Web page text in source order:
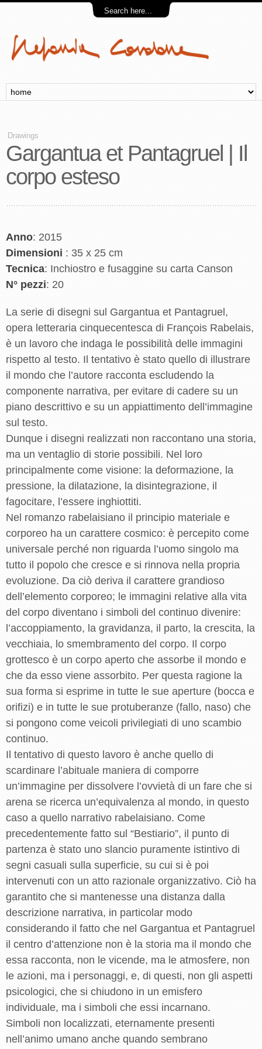
Drawings
Gargantua et Pantagruel | Il
corpo esteso
Anno: 2015
Dimensioni : 35 x 25 cm
Tecnica: Inchiostro e fusaggine su carta Canson
N° pezzi: 20
La serie di disegni sul Gargantua et Pantagruel,
opera letteraria cinquecentesca di François Rabelais,
è un lavoro che indaga le possibilità delle immagini
rispetto al testo. Il tentativo è stato quello di illustrare
il mondo che l’autore racconta escludendo la
componente narrativa, per evitare di cadere su un
piano descrittivo e su un appiattimento dell’immagine
sul testo.
Dunque i disegni realizzati non raccontano una storia,
ma un ventaglio di storie possibili. Nel loro
principalmente come visione: la deformazione, la
pressione, la dilatazione, la disintegrazione, il
fagocitare, l’essere inghiottiti.
Nel romanzo rabelaisiano il principio materiale e
corporeo ha un carattere cosmico: è percepito come
universale perché non riguarda l’uomo singolo ma
tutto il popolo che cresce e si rinnova nella propria
evoluzione. Da ciò deriva il carattere grandioso
dell’elemento corporeo; le immagini relative alla vita
del corpo diventano i simboli del continuo divenire:
l’accoppiamento, la gravidanza, il parto, la crescita, la
vecchiaia, lo smembramento del corpo. Il corpo
grottesco è un corpo aperto che assorbe il mondo e
che da esso viene assorbito. Per questa ragione la
sua forma si esprime in tutte le sue aperture (bocca e
orifizi) e in tutte le sue protuberanze (fallo, naso) che
si pongono come veicoli privilegiati di uno scambio
continuo.
Il tentativo di questo lavoro è anche quello di
scardinare l’abituale maniera di comporre
un’immagine per dissolvere l’ovvietà di un fare che si
arena se ricerca un’equivalenza al mondo, in questo
caso a quello narrativo rabelaisiano. Come
precedentemente fatto sul “Bestiario”, il punto di
partenza è stato uno slancio puramente istintivo di
segni casuali sulla superficie, su cui si è poi
intervenuti con un atto razionale organizzativo. Ciò ha
garantito che si mantenesse una distanza dalla
descrizione narrativa, in particolar modo
considerando il fatto che nel Gargantua et Pantagruel
il centro d’attenzione non è la storia ma il mondo che
essa racconta, non le vicende, ma le atmosfere, non
le azioni, ma i personaggi, e, di questi, non gli aspetti
psicologici, che si chiudono in un emisfero
individuale, ma i simboli che essi incarnano.
Simboli non localizzati, eternamente presenti
nell’animo umano anche quando sembrano